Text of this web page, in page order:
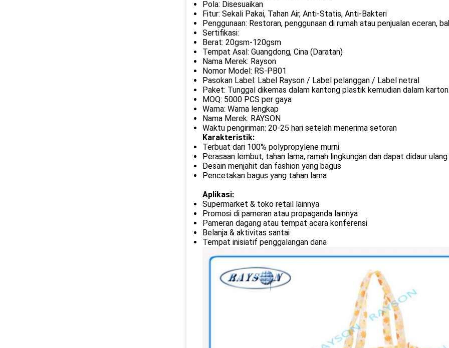
Pola: Disesuaikan
Fitur: Sekali Pakai, Tahan Air, Anti-Statis, Anti-Bakteri
Penggunaan: Restoran, penggunaan di rumah atau penjualan eceran,
Sertifikasi:
Berat: 20gsm-120gsm
Tempat Asal: Guangdong, Cina (Daratan)
Nama Merek: Rayson
Nomor Model: RS-PB01
Pasokan Label: Label Rayson / Label pelanggan / Label netral
Paket: Tunggal dikemas dalam kantong plastik kemudian dalam karton.
MOQ: 5000 PCS per gaya
Warna: Warna lengkap
Nama Merek: RAYSON
Waktu pengiriman: 20-25 hari setelah menerima setoran
Karakteristik:
Terbuat dari 100% polypropylene murni
Perasaan lembut, tahan lama, ramah lingkungan dan dapat didaur ulang
Desain menjahit dan fashion yang bagus
Pencetakan bagus yang tahan lama
Aplikasi:
Supermarket & toko retail lainnya
Promosi di pameran atau propaganda lainnya
Pameran dagang atau tempat acara konferensi
Belanja & aktivitas santai
Tempat inisiatif penggalangan dana